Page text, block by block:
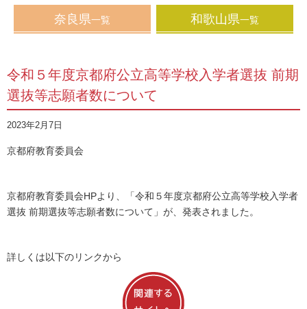
奈良県一覧 和歌山県一覧
令和５年度京都府公立高等学校入学者選抜 前期
選抜等志願者数について
2023年2月7日
京都府教育委員会
京都府教育委員会HPより、「令和５年度京都府公立高等学校入学者
選抜 前期選抜等志願者数について」が、発表されました。
詳しくは以下のリンクから